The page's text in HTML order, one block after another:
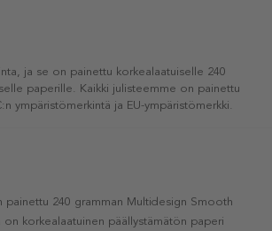
ja se on painettu korkealaatuiselle 240
paperille. Kaikki julisteemme on painettu
ympäristömerkintä ja EU-ympäristömerkki.
painettu 240 gramman Multidesign Smooth
korkealaatuinen päällystämätön paperi